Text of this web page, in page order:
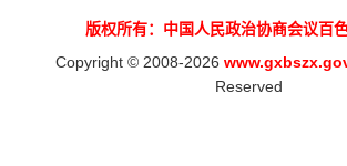
版权所有：中国人民政治协商会议百
Copyright © 2008-2026
Reserved